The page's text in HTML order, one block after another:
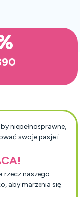
niepełnosprawne,
swoje pasje i
rzecz naszego
aby marzenia się